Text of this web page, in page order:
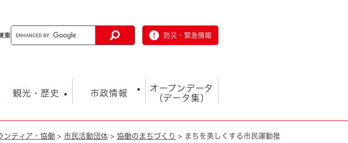
索 防災・緊急情報
習・スポーツ まちづくり・協働
観光・歴史 市政情報
総合計画
オープンデータ
（データ集）
ープンデータ
ンティア・協働 > 市民活動団体 > 協働のまちづくり > まちを美しくする市民運動推